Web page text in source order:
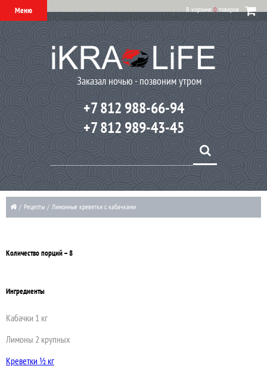
Меню В корзине 0 товаров
Заказал ночью - позвоним утром
+7 812 988-66-94
+7 812 989-43-45
/ Рецепты / Лимонные креветки с кабачками
Количество порций – 8
Ингредиенты
Кабачки 1 кг
Лимоны 2 крупных
Креветки ½ кг